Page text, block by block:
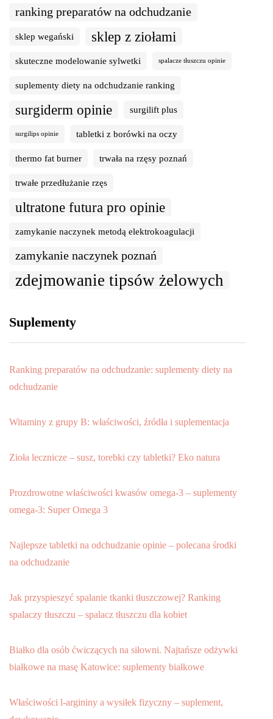
ranking preparatów na odchudzanie
sklep wegański sklep z ziołami
skuteczne modelowanie sylwetki spalacze tłuszczu opinie
suplementy diety na odchudzanie ranking
surgiderm opinie surgilift plus
surgilips opinie tabletki z borówki na oczy
thermo fat burner trwała na rzęsy poznań
trwałe przedłużanie rzęs
ultratone futura pro opinie
zamykanie naczynek metodą elektrokoagulacji
zamykanie naczynek poznań
zdejmowanie tipsów żelowych
Suplementy
Ranking preparatów na odchudzanie: suplementy diety na
odchudzanie
Witaminy z grupy B: właściwości, źródła i suplementacja
Zioła lecznicze – susz, torebki czy tabletki? Eko natura
Prozdrowotne właściwości kwasów omega-3 – suplementy
omega-3: Super Omega 3
Najlepsze tabletki na odchudzanie opinie – polecana środki
na odchudzanie
Jak przyspieszyć spalanie tkanki tłuszczowej? Ranking
spalaczy tłuszczu – spalacz tłuszczu dla kobiet
Białko dla osób ćwiczących na siłowni. Najtańsze odżywki
białkowe na masę Katowice: suplementy białkowe
Właściwości l-argininy a wysiłek fizyczny – suplement,